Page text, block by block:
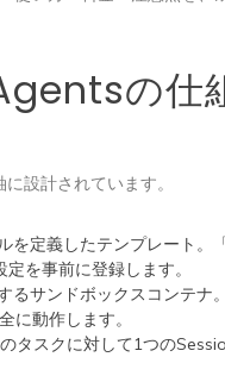
の仕
設計されています。
を定義したテンプレート。
を事前に登録します。
るサンドボックスコンテナ
に動作します。
タスクに対して1つの